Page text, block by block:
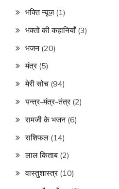
भक्ति न्यूज़(1)
भक्तों की कहानियाँ(3)
भजन(20)
मंत्र(5)
मेरी सोच (94)
यन्त्र-मंत्र-तंत्र(2)
रामजी के भजन(6)
राशिफल (14)
लाल किताब (2)
वास्तुशास्त्र(10)